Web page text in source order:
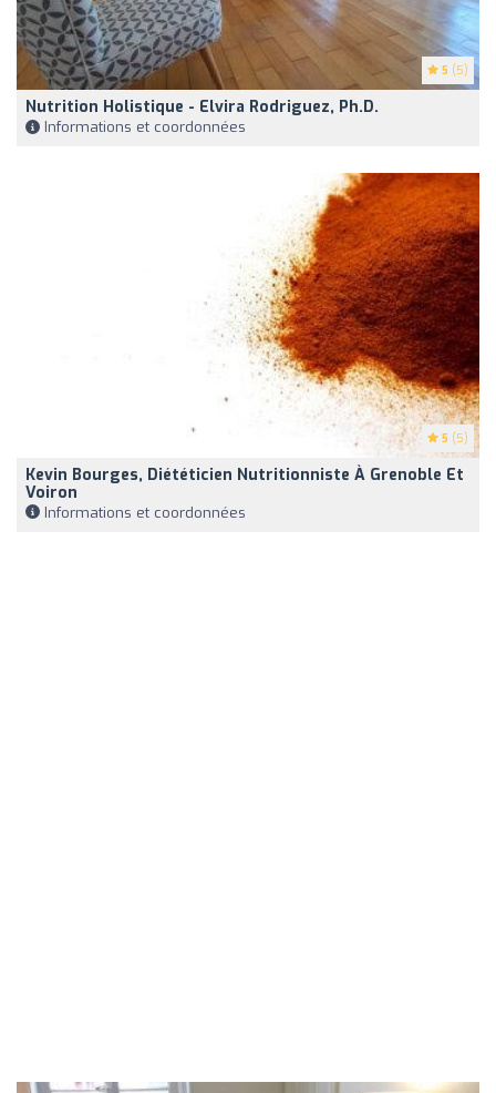
5 (5)
Nutrition Holistique - Elvira Rodriguez, Ph.D.
Informations et coordonnées
5 (5)
Kevin Bourges, Diététicien Nutritionniste À Grenoble Et
Voiron
Informations et coordonnées